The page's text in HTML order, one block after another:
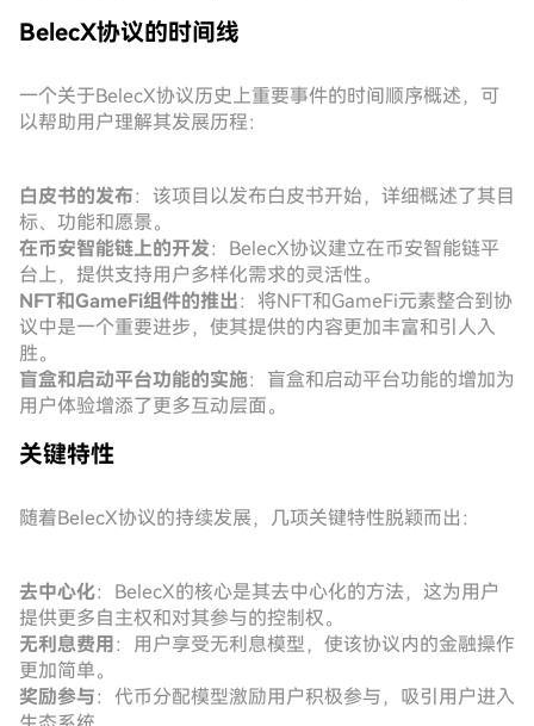
BelecX协议的时间线
一个关于BelecX协议历史上重要事件的时间顺序概述，可
以帮助用户理解其发展历程：
白皮书的发布：该项目以发布白皮书开始，详细概述了其目
标、功能和愿景。
在币安智能链上的开发：BelecX协议建立在币安智能链平
台上，提供支持用户多样化需求的灵活性。
NFT和GameFi组件的推出：将NFT和GameFi元素整合到协
议中是一个重要进步，使其提供的内容更加丰富和引人入
胜。
盲盒和启动平台功能的实施：盲盒和启动平台功能的增加为
用户体验增添了更多互动层面。
关键特性
随着BelecX协议的持续发展，几项关键特性脱颖而出：
去中心化：BelecX的核心是其去中心化的方法，这为用户
提供更多自主权和对其参与的控制权。
无利息费用 ：用户享受无利息模型，使该协议内的金融操作
更加简单。
奖励参与：代币分配模型激励用户积极参与，吸引用户进入